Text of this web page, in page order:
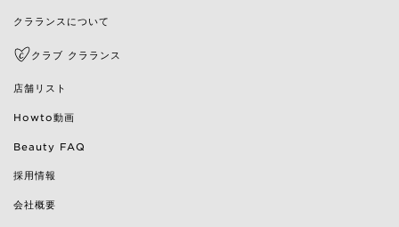
クラランスについて
クラブ クラランス
店舗リスト
Howto動画
Beauty FAQ
採用情報
会社概要